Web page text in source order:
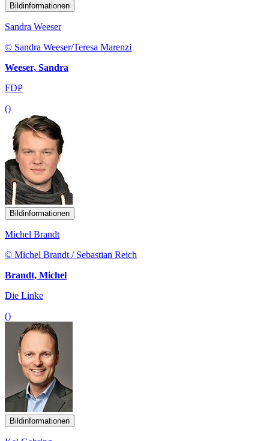
Bildinformationen
Sandra Weeser
© Sandra Weeser/Teresa Marenzi
Weeser, Sandra
FDP
()
Bildinformationen
Michel Brandt
© Michel Brandt / Sebastian Reich
Brandt, Michel
Die Linke
()
Bildinformationen